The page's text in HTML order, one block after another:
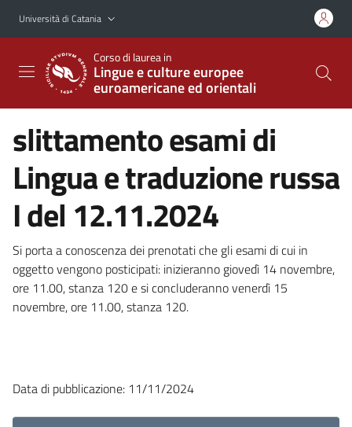
Vai al contenuto principale
Vai al menu di navigazione
Università di Catania
Corso di laurea in
Lingue e culture europee
euroamericane ed orientali
slittamento esami di
Lingua e traduzione russa
I del 12.11.2024
Si porta a conoscenza dei prenotati che gli esami di cui in
oggetto vengono posticipati: inizieranno giovedì 14 novembre,
ore 11.00, stanza 120 e si concluderanno venerdì 15
novembre, ore 11.00, stanza 120.
Data di pubblicazione: 11/11/2024